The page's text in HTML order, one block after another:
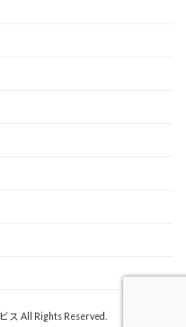
ス All Rights Reserved.